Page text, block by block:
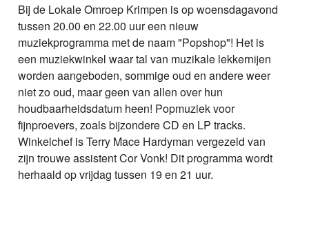
Bij de Lokale Omroep Krimpen is op woensdagavond
tussen 20.00 en 22.00 uur een nieuw
muziekprogramma met de naam "Popshop"! Het is
een muziekwinkel waar tal van muzikale lekkernijen
worden aangeboden, sommige oud en andere weer
niet zo oud, maar geen van allen over hun
houdbaarheidsdatum heen! Popmuziek voor
fijnproevers, zoals bijzondere CD en LP tracks.
Winkelchef is Terry Mace Hardyman vergezeld van
zijn trouwe assistent Cor Vonk! Dit programma wordt
herhaald op vrijdag tussen 19 en 21 uur.